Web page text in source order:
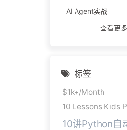
AI Agent实战
查看更多
标签
$1k+/Month
10 Lessons Kids
10讲Python自